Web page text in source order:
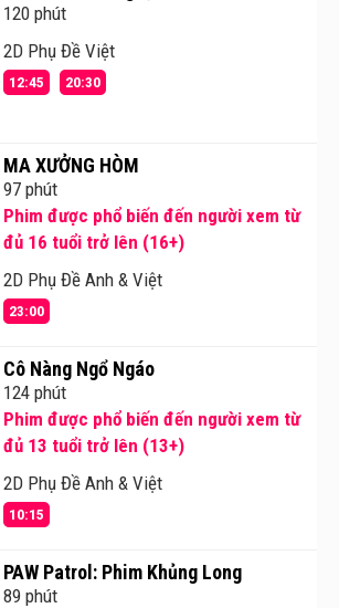
120 phút
2D Phụ Đề Việt
12:45 20:30
MA XƯỞNG HÒM
97 phút
Phim được phổ biến đến người xem từ
đủ 16 tuổi trở lên (16+)
2D Phụ Đề Anh & Việt
23:00
Cô Nàng Ngổ Ngáo
124 phút
Phim được phổ biến đến người xem từ
đủ 13 tuổi trở lên (13+)
2D Phụ Đề Anh & Việt
10:15
PAW Patrol: Phim Khủng Long
89 phút